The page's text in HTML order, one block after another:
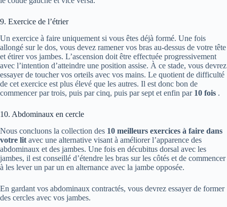
9. Exercice de l’étrier
Un exercice à faire uniquement si vous êtes déjà formé. Une fois
allongé sur le dos, vous devez ramener vos bras au-dessus de votre tête
et étirer vos jambes. L’ascension doit être effectuée progressivement
avec l’intention d’atteindre une position assise. À ce stade, vous devrez
essayer de toucher vos orteils avec vos mains. Le quotient de difficulté
de cet exercice est plus élevé que les autres. Il est donc bon de
commencer par trois, puis par cinq, puis par sept et enfin par 10 fois .
10. Abdominaux en cercle
Nous concluons la collection des 10 meilleurs exercices à faire dans
votre lit avec une alternative visant à améliorer l’apparence des
abdominaux et des jambes. Une fois en décubitus dorsal avec les
jambes, il est conseillé d’étendre les bras sur les côtés et de commencer
à les lever un par un en alternance avec la jambe opposée.
En gardant vos abdominaux contractés, vous devrez essayer de former
des cercles avec vos jambes.